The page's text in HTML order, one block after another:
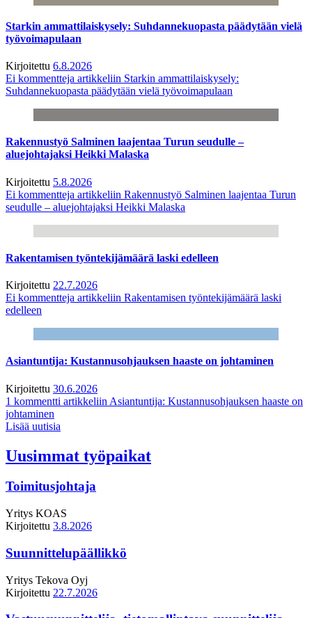
Starkin ammattilaiskysely: Suhdannekuopasta päädytään vielä
työvoimapulaan
Kirjoitettu 6.8.2026
Ei kommentteja artikkeliin Starkin ammattilaiskysely:
Suhdannekuopasta päädytään vielä työvoimapulaan
Rakennustyö Salminen laajentaa Turun seudulle –
aluejohtajaksi Heikki Malaska
Kirjoitettu 5.8.2026
Ei kommentteja artikkeliin Rakennustyö Salminen laajentaa Turun
seudulle – aluejohtajaksi Heikki Malaska
Rakentamisen työntekijämäärä laski edelleen
Kirjoitettu 22.7.2026
Ei kommentteja artikkeliin Rakentamisen työntekijämäärä laski
edelleen
Asiantuntija: Kustannusohjauksen haaste on johtaminen
Kirjoitettu 30.6.2026
1 kommentti artikkeliin Asiantuntija: Kustannusohjauksen haaste on
johtaminen
Lisää uutisia
Uusimmat työpaikat
Toimitusjohtaja
Yritys KOAS
Kirjoitettu 3.8.2026
Suunnittelupäällikkö
Yritys Tekova Oyj
Kirjoitettu 22.7.2026